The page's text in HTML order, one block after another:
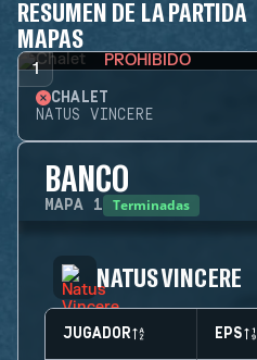
RESUMEN DE LA PARTIDA
MAPAS
1 PROHIBIDO
CHALET
NATUS VINCERE
BANCO
MAPA 1 Terminadas
NATUS VINCERE
JUGADOR EPS